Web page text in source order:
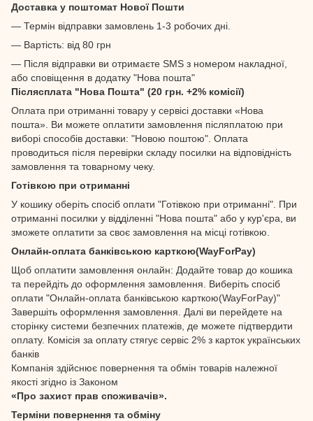
Доставка у поштомат Нової Пошти
— Термін відправки замовлень 1-3 робочих дні.
— Вартість: від 80 грн
— Після відправки ви отримаєте SMS з номером накладної,
або сповіщення в додатку "Нова пошта"
Післясплата "Нова Пошта" (20 грн. +2% комісії)
Оплата при отриманні товару у сервісі доставки «Нова
пошта». Ви можете оплатити замовлення післяплатою при
виборі способів доставки: "Новою поштою". Оплата
проводиться після перевірки складу посилки на відповідність
замовлення та товарному чеку.
Готівкою при отриманні
У кошику оберіть спосіб оплати "Готівкою при отриманні". При
отриманні посилки у відділенні "Нова пошта" або у кур'єра, ви
зможете оплатити за своє замовлення на місці готівкою.
Онлайн-оплата банківською карткою(WayForPay)
Щоб оплатити замовлення онлайн: Додайте товар до кошика
та перейдіть до оформлення замовлення. Виберіть спосіб
оплати "Онлайн-оплата банківською карткою(WayForPay)"
Завершіть оформлення замовлення. Далі ви перейдете на
сторінку системи безпечних платежів, де можете підтвердити
оплату. Комісія за оплату стягує сервіс 2% з карток українських
банків
Компанія здійснює повернення та обмін товарів належної
якості згідно із Законом
«Про захист прав споживачів».
Терміни повернення та обміну